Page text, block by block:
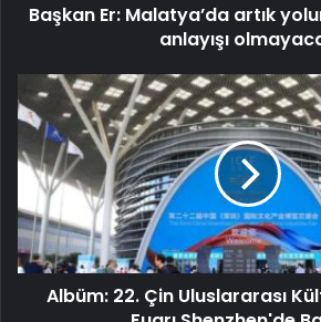
Başkan Er: Malatya’da artık
anlayışı
Albüm: 22. Çin Uluslararası